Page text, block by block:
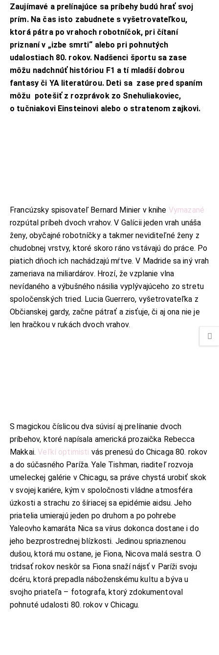
Zaujímavé a prelínajúce sa príbehy budú hrať svoj
prím. Na čas isto zabudnete s vyšetrovateľkou,
ktorá pátra po vrahoch robotníčok, pri čítaní
priznaní v „izbe smrti“ alebo pri pohnutých
udalostiach 80. rokov. Nadšenci športu sa zase
môžu nadchnúť históriou F1 a tí mladší dobrou
fantasy či YA literatúrou. Deti sa zase pred spaním
môžu potešiť z rozprávok zo Snehuliakoviec,
o tučniakovi Einsteinovi alebo o stratenom zajkovi.
Francúzsky spisovateľ Bernard Minier v knihe Vymazané
rozpútal príbeh dvoch vrahov. V Galícii jeden vrah unáša
ženy, obyčajné robotníčky a takmer neviditeľné ženy z
chudobnej vrstvy, ktoré skoro ráno vstávajú do práce. Po
piatich dňoch ich nachádzajú mŕtve. V Madride sa iný vrah
zameriava na miliardárov. Hrozí, že vzplanie vlna
nevídaného a výbušného násilia vyplývajúceho zo stretu
spoločenských tried. Lucia Guerrero, vyšetrovateľka z
Občianskej gardy, začne pátrať a zisťuje, či aj ona nie je
len hračkou v rukách dvoch vrahov.
S magickou číslicou dva súvisí aj prelínanie dvoch
príbehov, ktoré napísala americká prozaička Rebecca
Makkai.Veľkí optimisti vás prenesú do Chicaga 80. rokov
a do súčasného Paríža. Yale Tishman, riaditeľ rozvoja
umeleckej galérie v Chicagu, sa práve chystá urobiť skok
v svojej kariére, kým v spoločnosti vládne atmosféra
úzkosti a strachu zo šíriacej sa epidémie aidsu. Jeho
priatelia umierajú jeden po druhom a po pohrebe
Yaleovho kamaráta Nica sa vírus dokonca dostane i do
jeho bezprostrednej blízkosti. Jedinou spriaznenou
dušou, ktorá mu ostane, je Fiona, Nicova malá sestra. O
tridsať rokov neskôr sa Fiona snaží nájsť v Paríži svoju
dcéru, ktorá prepadla náboženskému kultu a býva u
svojho priateľa – fotografa, ktorý zdokumentoval
pohnuté udalosti 80. rokov v Chicagu.